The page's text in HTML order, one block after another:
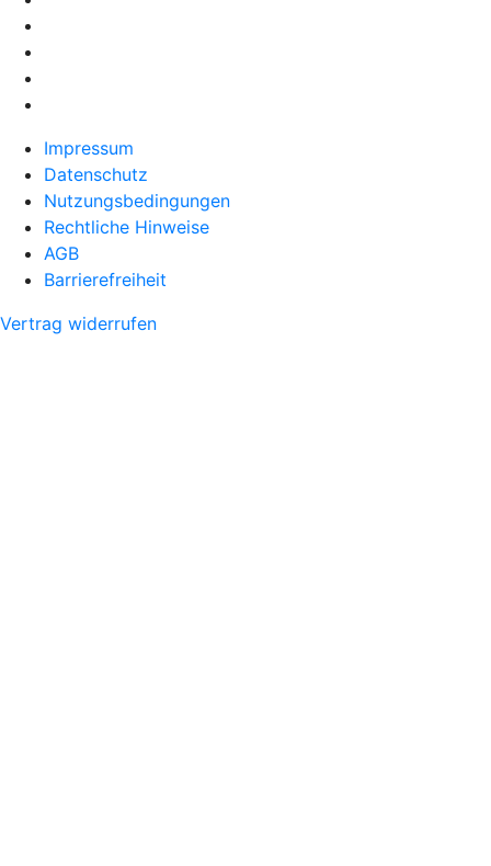
Impressum
Datenschutz
Nutzungsbedingungen
Rechtliche Hinweise
AGB
Barrierefreiheit
Vertrag widerrufen